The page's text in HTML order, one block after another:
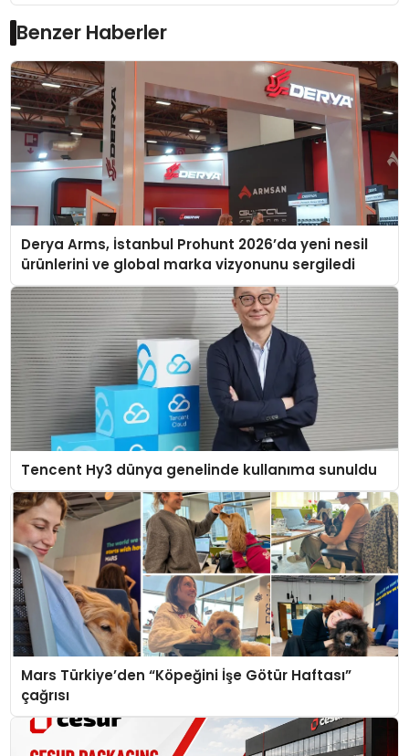
Benzer Haberler
Derya Arms, İstanbul Prohunt 2026’da yeni nesil
ürünlerini ve global marka vizyonunu sergiledi
Tencent Hy3 dünya genelinde kullanıma sunuldu
Mars Türkiye’den “Köpeğini İşe Götür Haftası”
çağrısı